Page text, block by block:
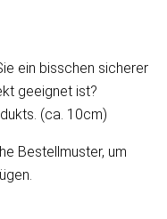
ein bisschen sicherer
geeignet ist?
(ca. 10cm)
Bestellmuster, um